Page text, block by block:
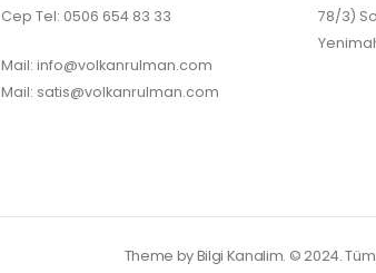
Cep Tel: 0506 654 83 33
Mail: info@volkanrulman.com
Mail: satis@volkanrulman.com
78/3)
Theme by Bilgi Kanalim. © 2024. Tüm